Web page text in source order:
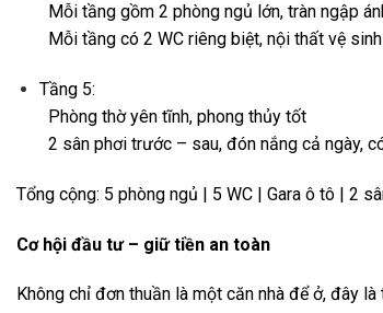
Mỗi tầng gồm 2 phòng ngủ lớn, tràn ngập
Mỗi tầng có 2 WC riêng biệt, nội thất vệ
Tầng 5:
Phòng thờ yên tĩnh, phong thủy tốt
2 sân phơi trước – sau, đón nắng cả ngày,
Tổng cộng: 5 phòng ngủ | 5 WC | Gara ô tô | 2
Cơ hội đầu tư – giữ tiền an toàn
Không chỉ đơn thuần là một căn nhà để ở, đây